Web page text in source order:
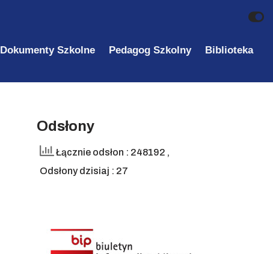
Dokumenty Szkolne Pedagog Szkolny
Biblioteka
Odsłony
Łącznie odsłon : 248192 ,
Odsłony dzisiaj : 27